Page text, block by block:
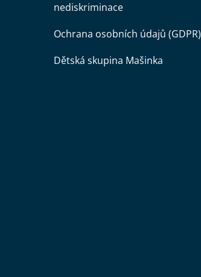
nediskriminace
Ochrana osobních údajů (GDPR)
Dětská skupina Mašinka